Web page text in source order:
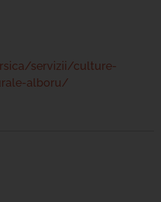
servizii/culture-
alboru/